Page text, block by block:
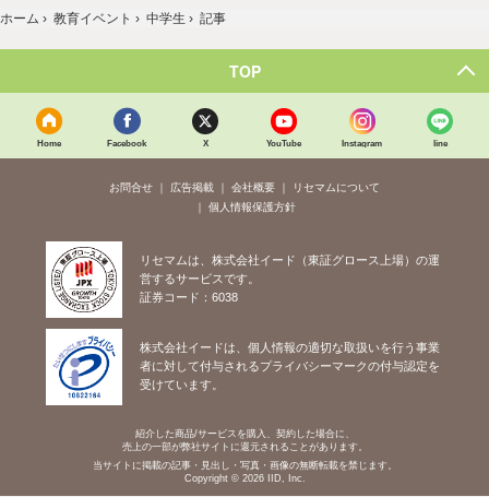
ホーム › 教育イベント › 中学生 › 記事
TOP
Home Facebook X YouTube Instagram line
お問合せ 広告掲載 会社概要
リセマムについて
個人情報保護方針
リセマムは、株式会社イード（東証グロース上場）の運
営するサービスです。
証券コード：6038
株式会社イードは、個人情報の適切な取扱いを行う事業
者に対して付与されるプライバシーマークの付与認定を
受けています。
紹介した商品/サービスを購入、契約した場合に、
売上の一部が弊社サイトに還元されることがあります。
当サイトに掲載の記事・見出し・写真・画像の無断転載を禁じます。
Copyright © 2026 IID, Inc.